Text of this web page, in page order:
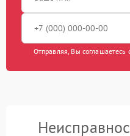
Отправляя, Вы соглашаетесь